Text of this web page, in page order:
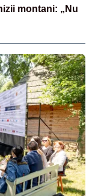
montani: „Nu